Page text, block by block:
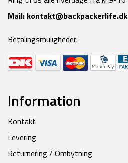
Mail: kontakt@backpackerlife.dk
Betalingsmuligheder:
Information
Kontakt
Levering
Returnering / Ombytning